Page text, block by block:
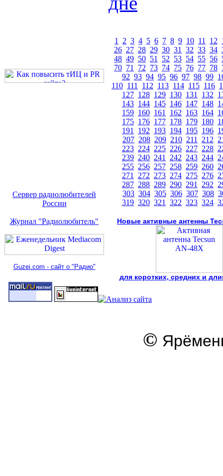
1 2 3 4 5 6 7 8 9 10 11 12
26 27 28 29 30 31 32 33 34
48 49 50 51 52 53 54 55 56
70 71 72 73 74 75 76 77 78
92 93 94 95 96 97 98 99
110 111 112 113 114 115 116
127 128 129 130 131 132
143 144 145 146 147 148
159 160 161 162 163 164
175 176 177 178 179 180
191 192 193 194 195 196
207 208 209 210 211 212
223 224 225 226 227 228
239 240 241 242 243 244
255 256 257 258 259 260
271 272 273 274 275 276
287 288 289 290 291 292
303 304 305 306 307 308
319 320 321 322 323 324
Сервер радиолюбителей
России
Журнал "Радиолюбитель"
Guzei.com - сайт о "Радио"
Новые активные антенны
для коротких, средних и
©